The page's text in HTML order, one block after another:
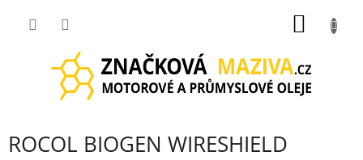
ROCOL BIOGEN WIRESHIELD